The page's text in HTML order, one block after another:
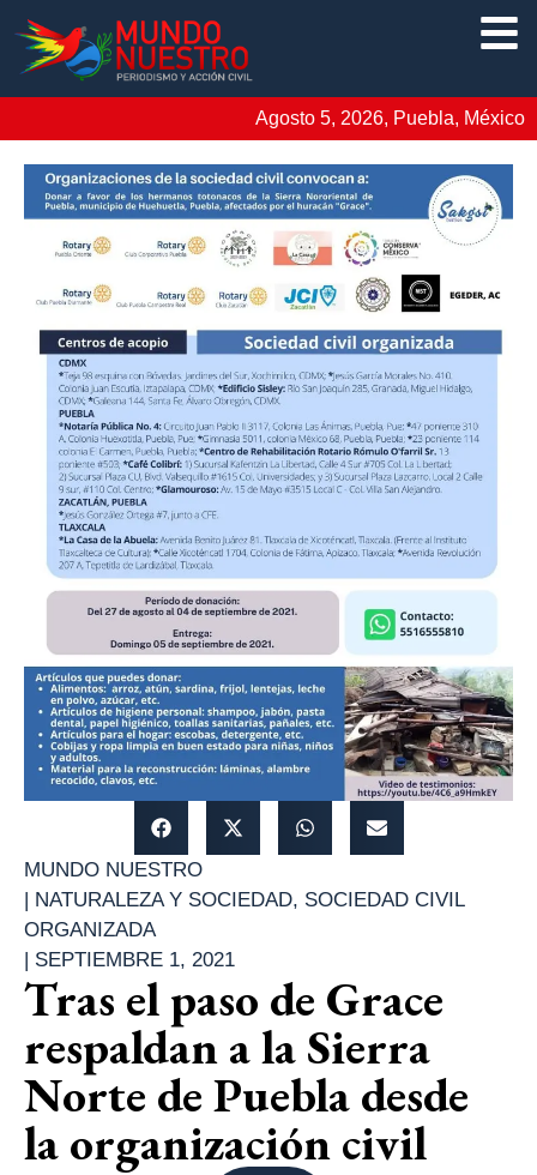
Agosto 5, 2026, Puebla, México
MUNDO NUESTRO
| NATURALEZA Y SOCIEDAD, SOCIEDAD CIVIL
ORGANIZADA
| SEPTIEMBRE 1, 2021
Tras el paso de Grace
respaldan a la Sierra
Norte de Puebla desde
la organización civil